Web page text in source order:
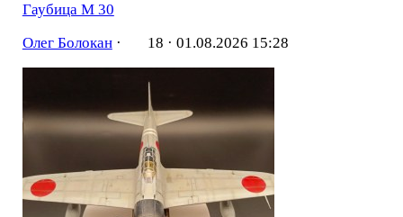
Гаубица М 30
Олег Болокан· 18 · 01.08.2026 15:28